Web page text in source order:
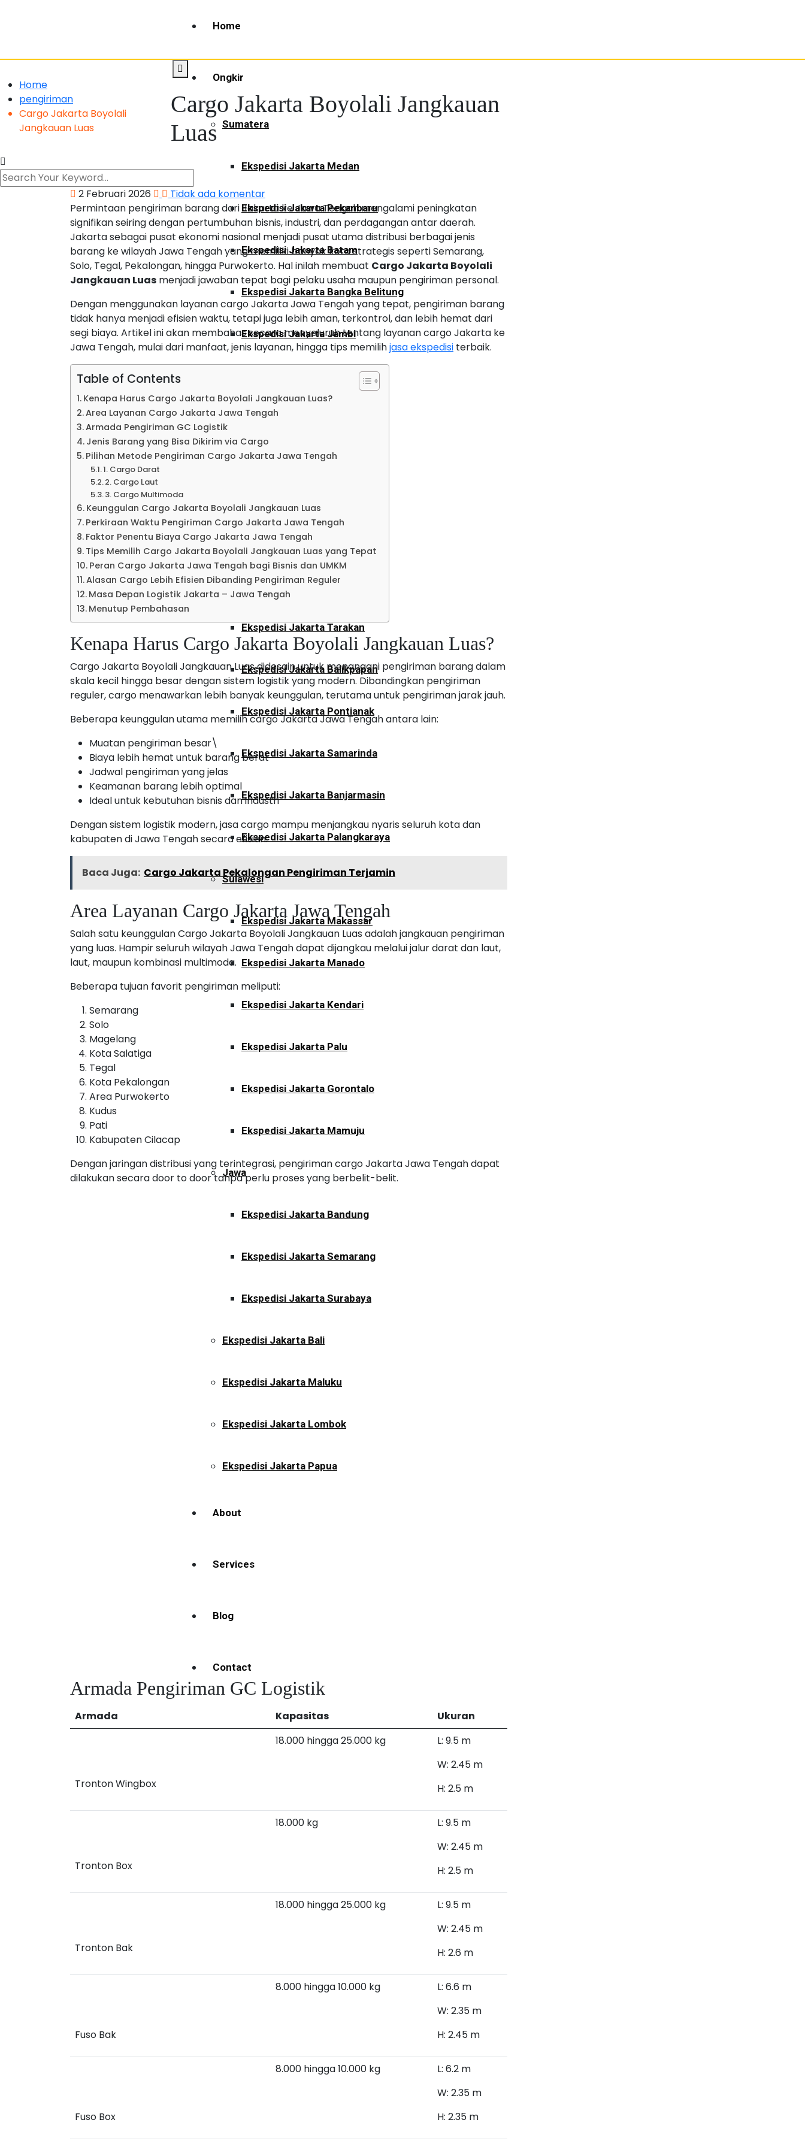
Home
Ongkir
Sumatera
Ekspedisi Jakarta Medan
Ekspedisi Jakarta Pekanbaru
Ekspedisi Jakarta Batam
Ekspedisi Jakarta Bangka Belitung
Ekspedisi Jakarta Jambi
Ekspedisi Jakarta Palembang
Ekspedisi Jakarta Bengkulu
Ekspedisi Jakarta Aceh
Ekspedisi Jakarta Padang
Ekspedisi Jakarta Lampung
Kalimantan
Ekspedisi Jakarta Tarakan
Ekspedisi Jakarta Balikpapan
Ekspedisi Jakarta Pontianak
Ekspedisi Jakarta Samarinda
Ekspedisi Jakarta Banjarmasin
Ekspedisi Jakarta Palangkaraya
Sulawesi
Ekspedisi Jakarta Makassar
Ekspedisi Jakarta Manado
Ekspedisi Jakarta Kendari
Ekspedisi Jakarta Palu
Ekspedisi Jakarta Gorontalo
Ekspedisi Jakarta Mamuju
Jawa
Ekspedisi Jakarta Bandung
Ekspedisi Jakarta Semarang
Ekspedisi Jakarta Surabaya
Ekspedisi Jakarta Bali
Ekspedisi Jakarta Maluku
Ekspedisi Jakarta Lombok
Ekspedisi Jakarta Papua
About
Services
Blog
Contact
Home
pengiriman
Cargo Jakarta Boyolali
Jangkauan Luas
Cargo Jakarta Boyolali Jangkauan
Luas
2 Februari 2026
Tidak ada komentar
Permintaan pengiriman barang dari Jakarta ke Jawa Tengah mengalami peningkatan
signifikan seiring dengan pertumbuhan bisnis, industri, dan perdagangan antar daerah.
Jakarta sebagai pusat ekonomi nasional menjadi pusat utama distribusi berbagai jenis
barang ke wilayah Jawa Tengah yang memiliki banyak kota strategis seperti Semarang,
Solo, Tegal, Pekalongan, hingga Purwokerto. Hal inilah membuat Cargo Jakarta Boyolali
Jangkauan Luas menjadi jawaban tepat bagi pelaku usaha maupun pengiriman personal.
Dengan menggunakan layanan cargo Jakarta Jawa Tengah yang tepat, pengiriman barang
tidak hanya menjadi efisien waktu, tetapi juga lebih aman, terkontrol, dan lebih hemat dari
segi biaya. Artikel ini akan membahas secara menyeluruh tentang layanan cargo Jakarta ke
Jawa Tengah, mulai dari manfaat, jenis layanan, hingga tips memilihjasa ekspedisi terbaik.
Table of Contents
Kenapa Harus Cargo Jakarta Boyolali Jangkauan Luas?
Area Layanan Cargo Jakarta Jawa Tengah
Armada Pengiriman GC Logistik
Jenis Barang yang Bisa Dikirim via Cargo
Pilihan Metode Pengiriman Cargo Jakarta Jawa Tengah
1. Cargo Darat
2. Cargo Laut
3. Cargo Multimoda
Keunggulan Cargo Jakarta Boyolali Jangkauan Luas
Perkiraan Waktu Pengiriman Cargo Jakarta Jawa Tengah
Faktor Penentu Biaya Cargo Jakarta Jawa Tengah
Tips Memilih Cargo Jakarta Boyolali Jangkauan Luas yang Tepat
Peran Cargo Jakarta Jawa Tengah bagi Bisnis dan UMKM
Alasan Cargo Lebih Efisien Dibanding Pengiriman Reguler
Masa Depan Logistik Jakarta – Jawa Tengah
Menutup Pembahasan
Kenapa Harus Cargo Jakarta Boyolali Jangkauan Luas?
Cargo Jakarta Boyolali Jangkauan Luas didesain untuk menangani pengiriman barang dalam
skala kecil hingga besar dengan sistem logistik yang modern. Dibandingkan pengiriman
reguler, cargo menawarkan lebih banyak keunggulan, terutama untuk pengiriman jarak jauh.
Beberapa keunggulan utama memilih cargo Jakarta Jawa Tengah antara lain:
Muatan pengiriman besar\
Biaya lebih hemat untuk barang berat
Jadwal pengiriman yang jelas
Keamanan barang lebih optimal
Ideal untuk kebutuhan bisnis dan industri
Dengan sistem logistik modern, jasa cargo mampu menjangkau nyaris seluruh kota dan
kabupaten di Jawa Tengah secara efisien.
Baca Juga: Cargo Jakarta Pekalongan Pengiriman Terjamin
Area Layanan Cargo Jakarta Jawa Tengah
Salah satu keunggulan Cargo Jakarta Boyolali Jangkauan Luas adalah jangkauan pengiriman
yang luas. Hampir seluruh wilayah Jawa Tengah dapat dijangkau melalui jalur darat dan laut,
laut, maupun kombinasi multimoda.
Beberapa tujuan favorit pengiriman meliputi:
Semarang
Solo
Magelang
Kota Salatiga
Tegal
Kota Pekalongan
Area Purwokerto
Kudus
Pati
Kabupaten Cilacap
Dengan jaringan distribusi yang terintegrasi, pengiriman cargo Jakarta Jawa Tengah dapat
dilakukan secara door to door tanpa perlu proses yang berbelit-belit.
Armada Pengiriman GC Logistik
Armada Kapasitas Ukuran
Tronton Wingbox
18.000 hingga 25.000 kg
L: 9.5 m
W: 2.45 m
H: 2.5 m
Tronton Box
18.000 kg
L: 9.5 m
W: 2.45 m
H: 2.5 m
Tronton Bak
18.000 hingga 25.000 kg
L: 9.5 m
W: 2.45 m
H: 2.6 m
Fuso Bak
8.000 hingga 10.000 kg
L: 6.6 m
W: 2.35 m
H: 2.45 m
Fuso Box
8.000 hingga 10.000 kg
L: 6.2 m
W: 2.35 m
H: 2.35 m